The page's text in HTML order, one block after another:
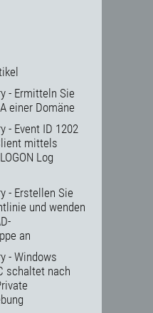
- Ermitteln Sie
einer Domäne
- Event ID 1202
mittels
Log
- Erstellen Sie
und wenden
an
- Windows
schaltet nach